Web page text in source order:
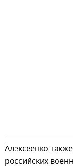
Алексеенко
российских